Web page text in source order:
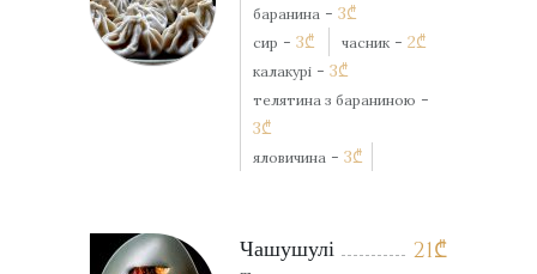
баранина - 3₾
сир - 3₾ часник - 2₾
калакурі - 3₾
телятина з бараниною -
3₾
яловичина - 3₾
21₾
Чашушулі